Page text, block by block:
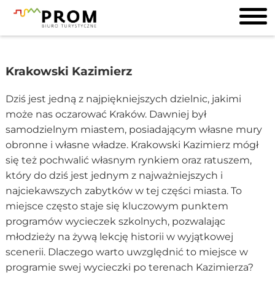
Krakowski Kazimierz
Dziś jest jedną z najpiękniejszych dzielnic, jakimi
może nas oczarować Kraków. Dawniej był
samodzielnym miastem, posiadającym własne mury
obronne i własne władze. Krakowski Kazimierz mógł
się też pochwalić własnym rynkiem oraz ratuszem,
który do dziś jest jednym z najważniejszych i
najciekawszych zabytków w tej części miasta. To
miejsce często staje się kluczowym punktem
programów wycieczek szkolnych, pozwalając
młodzieży na żywą lekcję historii w wyjątkowej
scenerii. Dlaczego warto uwzględnić to miejsce w
programie swej wycieczki po terenach Kazimierza?